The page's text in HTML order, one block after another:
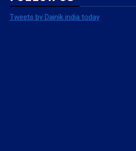
Tweets by Dainik india today